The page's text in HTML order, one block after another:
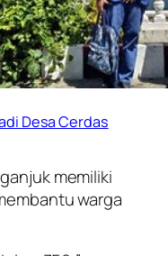
Desa Cerdas
memiliki
warga